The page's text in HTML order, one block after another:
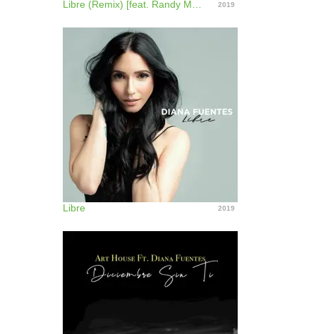
2019
Libre 2019